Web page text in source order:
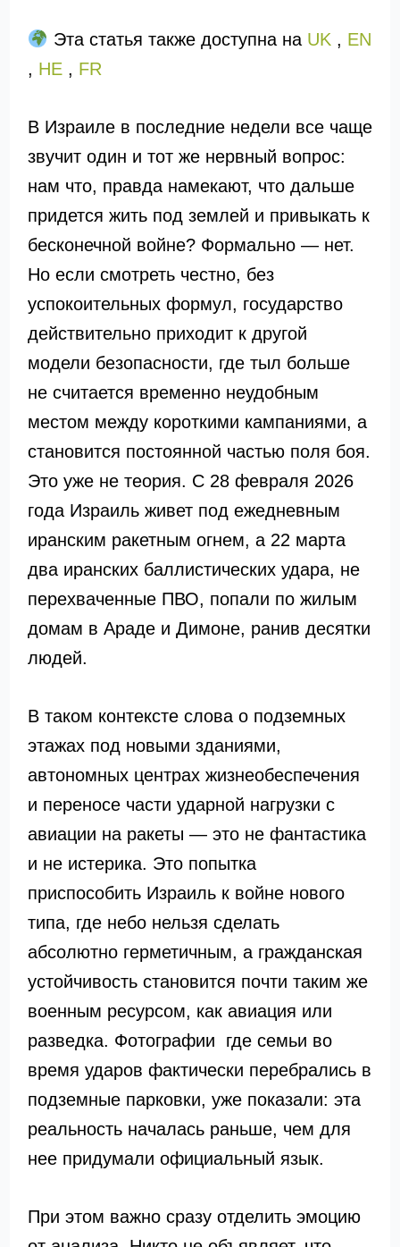
Эта статья также доступна на UK , EN
, HE, FR
В Израиле в последние недели все чаще
звучит один и тот же нервный вопрос:
нам что, правда намекают, что дальше
придется жить под землей и привыкать к
бесконечной войне? Формально — нет.
Но если смотреть честно, без
успокоительных формул, государство
действительно приходит к другой
модели безопасности, где тыл больше
не считается временно неудобным
местом между короткими кампаниями, а
становится постоянной частью поля боя.
Это уже не теория. С 28 февраля 2026
года Израиль живет под ежедневным
иранским ракетным огнем, а 22 марта
два иранских баллистических удара, не
перехваченные ПВО, попали по жилым
домам в Араде и Димоне, ранив десятки
людей.
В таком контексте слова о подземных
этажах под новыми зданиями,
автономных центрах жизнеобеспечения
и переносе части ударной нагрузки с
авиации на ракеты — это не фантастика
и не истерика. Это попытка
приспособить Израиль к войне нового
типа, где небо нельзя сделать
абсолютно герметичным, а гражданская
устойчивость становится почти таким же
военным ресурсом, как авиация или
разведка. Фотографии где семьи во
время ударов фактически перебрались в
подземные парковки, уже показали: эта
реальность началась раньше, чем для
нее придумали официальный язык.
При этом важно сразу отделить эмоцию